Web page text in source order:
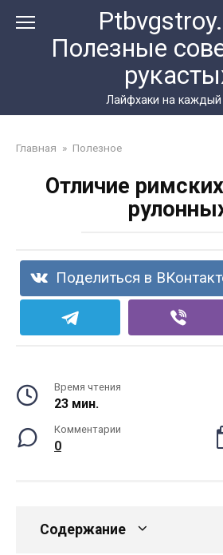
Полезные
Лайфхаки на
Главная » Полезное
Отличие
Поделиться в
Время чтения
23 мин.
Комментарии
0
Содержание